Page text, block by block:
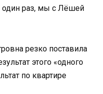
один раз, мы с Лёшей
резко поставила
этого «одного
по квартире